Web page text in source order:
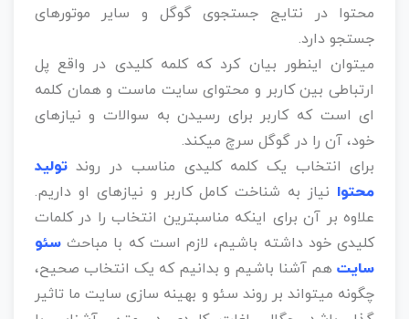
محتوا در نتایج جستجوی گوگل و سایر موتورهای
جستجو دارد.
میتوان اینطور بیان کرد که کلمه کلیدی در واقع پل
ارتباطی بین کاربر و محتوای سایت ماست و همان کلمه
ای است که کاربر برای رسیدن به سوالات و نیازهای
خود، آن را در گوگل سرچ میکند.
برای انتخاب یک کلمه کلیدی مناسب در روندتولید
محتوا نیاز به شناخت کامل کاربر و نیازهای او داریم.
علاوه بر آن برای اینکه مناسبترین انتخاب را در کلمات
کلیدی خود داشته باشیم، لازم است که با مباحثسئو
سایت هم آشنا باشیم و بدانیم که یک انتخاب صحیح،
چگونه میتواند بر روند سئو و بهینه سازی سایت ما تاثیر